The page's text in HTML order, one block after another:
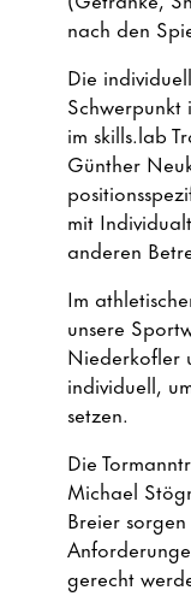
nach den
Die
Schwerpunkt
im skills.lab
Günther
mit
anderen
Im
unsere
Niederkofler
individuell,
setzen.
Die
Michael
Breier
gerecht